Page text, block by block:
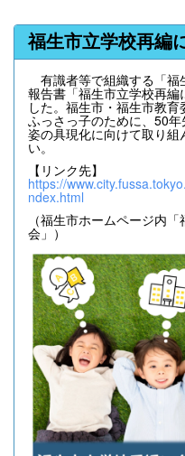
福生市立学校再編
有識者等で組織する「福
報告書「福生市立学校再
した。福生市・福生市教
ふっさっ子のために、50
姿の具現化に向けて取り組
い。
【リンク先】
https://
ndex.html
（福生市ホームページ内
会」）